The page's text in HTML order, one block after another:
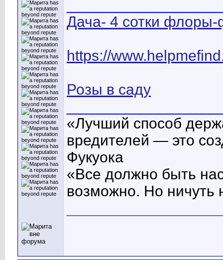
Дача- 4 сотки
https://
Розы в саду
«Лучший способ
вредителей — это
Фукуока
«Все должно быть
возможно. Но